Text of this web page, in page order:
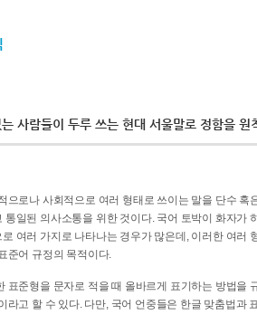
사람들이 두루 쓰는 현대 서울말로 정함을 원
으로나 사회적으로 여러 형태로 쓰이는 말을 단수 혹
통일된 의사소통을 위한 것이다. 국어 토박이 화자가
여러 가지로 나타나는 경우가 많은데, 이러한 여러
준어 규정의 목적이다.
표준형을 문자로 적을 때 올바르게 표기하는 방법을
라고 할 수 있다. 다만, 국어 언중들은 한글 맞춤법과